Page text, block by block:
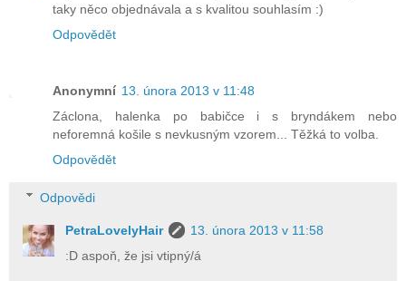
taky něco objednávala a s kvalitou souhlasím :)
Odpovědět
Anonymní 13. února 2013 v 11:48
Záclona, halenka po babičce i s bryndákem nebo
neforemná košile s nevkusným vzorem... Těžká to volba.
Odpovědět
Odpovědi
PetraLovelyHair
13. února 2013 v 11:58
:D aspoň, že jsi vtipný/á